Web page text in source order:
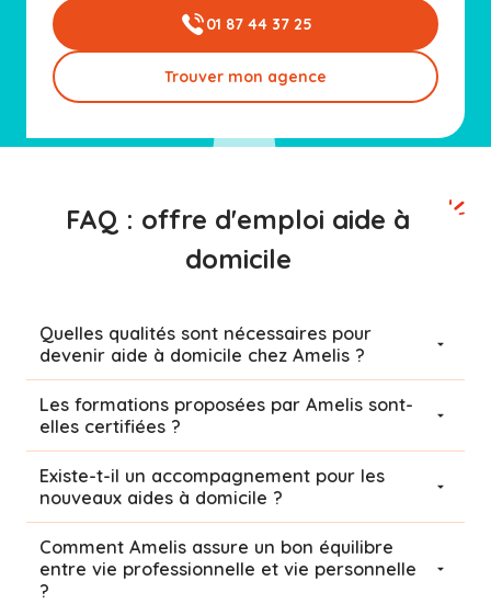
01 87 44 37 25
Trouver mon agence
FAQ : offre d'emploi aide à
domicile
Quelles qualités sont nécessaires pour
devenir aide à domicile chez Amelis ?
Les formations proposées par Amelis sont-
elles certifiées ?
Existe-t-il un accompagnement pour les
nouveaux aides à domicile ?
Comment Amelis assure un bon équilibre
entre vie professionnelle et vie personnelle
?